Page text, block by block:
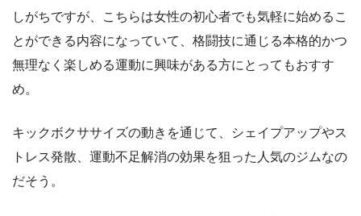
しがちですが、こちらは女性の初心者でも気軽に始めるこ
とができる内容になっていて、格闘技に通じる本格的かつ
無理なく楽しめる運動に興味がある方にとってもおすす
め。
キックボクササイズの動きを通じて、シェイプアップやス
トレス発散、運動不足解消の効果を狙った人気のジムなの
だそう。